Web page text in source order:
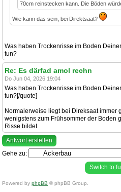
70cm reinstecken kann. Die Böden
Wie kann das sein, bei Direktsaat?
Was haben Trockenrisse im Boden
tun?
Re: Es därfad amol rechn
Do Jun 04, 2026 19:04
Was haben Trockenrisse im Boden
tun?[/quote]
Normalerweise liegt bei Direksaat immer
wenigstens zum Frühsommer der Boden
Risse bildet
Antwort erstellen
Gehe zu:
Switch to
Powered by phpBB © phpBB Group.